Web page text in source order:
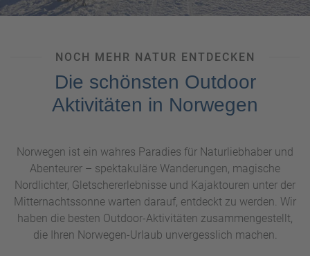
NOCH MEHR NATUR ENTDECKEN
Die schönsten Outdoor
Aktivitäten in Norwegen
Norwegen ist ein wahres Paradies für Naturliebhaber und
Abenteurer – spektakuläre Wanderungen, magische
Nordlichter, Gletschererlebnisse und Kajaktouren unter der
Mitternachtssonne warten darauf, entdeckt zu werden. Wir
haben die besten Outdoor-Aktivitäten zusammengestellt,
die Ihren Norwegen-Urlaub unvergesslich machen.